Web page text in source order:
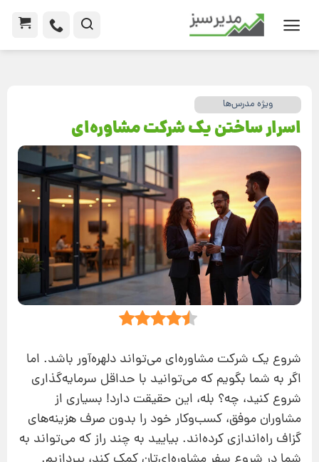
ویژه مدرس‌ها
اسرار ساختن یک شرکت مشاوره‌ای
شروع یک شرکت مشاوره‌ای می‌تواند دلهره‌آور باشد. اما
اگر به شما بگویم که می‌توانید با حداقل سرمایه‌گذاری
شروع کنید، چه؟ بله، این حقیقت دارد! بسیاری از
مشاوران موفق، کسب‌وکار خود را بدون صرف هزینه‌های
گزاف راه‌اندازی کرده‌اند. بیایید به چند راز که می‌تواند به